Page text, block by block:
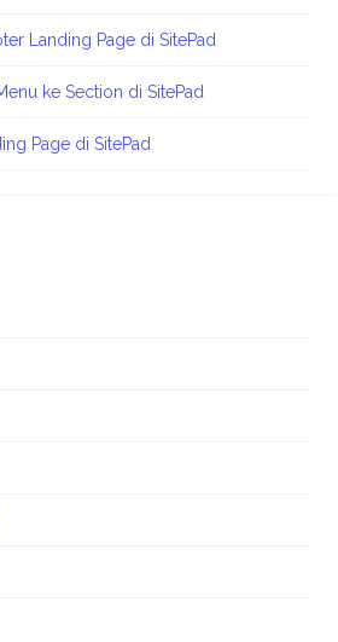
Landing Page di SitePad
ke Section di SitePad
Page di SitePad